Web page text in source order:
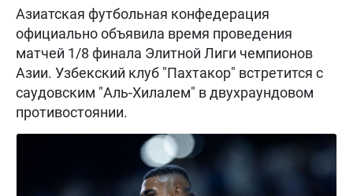
Азиатская футбольная конфедерация
официально объявила время проведения
матчей 1/8 финала Элитной Лиги чемпионов
Азии. Узбекский клуб "Пахтакор" встретится с
саудовским "Аль-Хилалем" в двухраундовом
противостоянии.